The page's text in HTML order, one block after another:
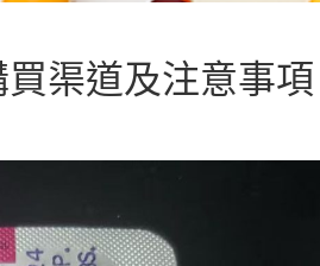
渠道及注意事項